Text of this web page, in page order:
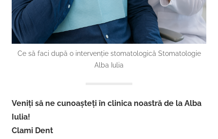
Ce să faci după o intervenție stomatologică Stomatologie
Alba Iulia
Veniți să ne cunoașteți în clinica noastră de la Alba
Iulia!
Clami Dent